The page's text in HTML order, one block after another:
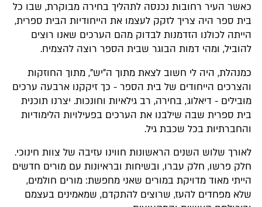
כאשר העיר רחובות נכנסה לתהליך בחירה מבוקרת, שבו כל
בית ספר היה צריך לזקק לעצמו את הייחודיות הבית ספרית,
הייתה לכולנו הזדמנות לבדוק מהם הערכים שאנו רוצים
להוביל, ומהי דמות הבוגר שבית הספר רוצה להצמיח.
כמנהלת, היה לי חשוב לצאת מתוך ה"יש", מתוך החוזקות
והצרכים הייחודים של בית הספר - כך זיקקנו ארבעה ערכים
מובילים - דיאלוג, בחירה, רב גילאיות וחונכות. יצרנו תוכנית
בית ספרית שבה שילבנו את הערכים בפעילויות הלימודיות
והחברתיות בכל שכבת גיל.
לאורך שלוש השנים הראשונות חווינו עזיבה של צוות חינוכי.
חלק פרשו, חלק עברו, ובשיחות ובראיונות עם מורים חדשים
הייתי מאוד מדויקת במורים שאני מחפשת: מורים חולמים,
שלא מפחדים להעז, שרוצים להתקדם, שמאמינים בעצמם